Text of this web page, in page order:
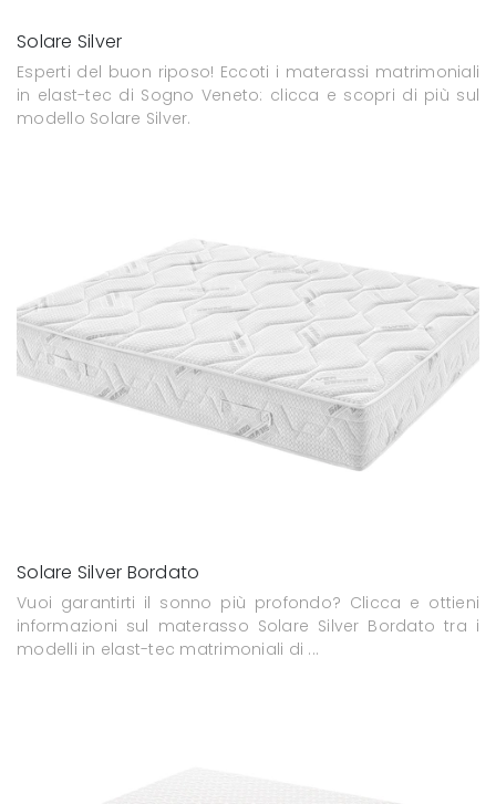
Solare Silver
Esperti del buon riposo! Eccoti i materassi matrimoniali
in elast-tec di Sogno Veneto: clicca e scopri di più sul
modello Solare Silver.
Solare Silver Bordato
Vuoi garantirti il sonno più profondo? Clicca e ottieni
informazioni sul materasso Solare Silver Bordato tra i
modelli in elast-tec matrimoniali di ...